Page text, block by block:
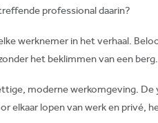
professional daarin?
werknemer in het verhaal.
het beklimmen van een berg.
moderne werkomgeving. De
elkaar lopen van werk en privé,